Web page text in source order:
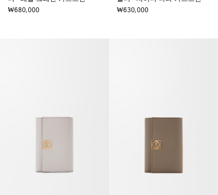
₩680,000
₩630,000